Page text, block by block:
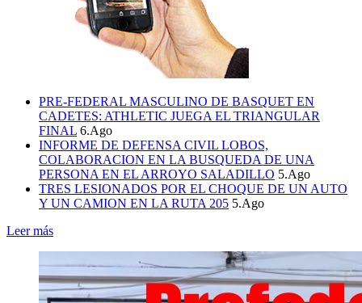
PRE-FEDERAL MASCULINO DE BASQUET EN
CADETES: ATHLETIC JUEGA EL TRIANGULAR
FINAL 6.Ago
INFORME DE DEFENSA CIVIL LOBOS,
COLABORACION EN LA BUSQUEDA DE UNA
PERSONA EN EL ARROYO SALADILLO 5.Ago
TRES LESIONADOS POR EL CHOQUE DE UN AUTO
Y UN CAMION EN LA RUTA 205 5.Ago
Leer más